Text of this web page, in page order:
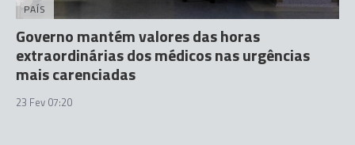
PAÍS
Governo mantém valores das horas
extraordinárias dos médicos nas urgências
mais carenciadas
23 Fev 07:20